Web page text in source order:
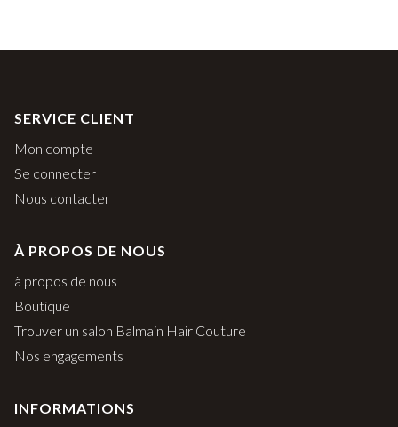
SERVICE CLIENT
Mon compte
Se connecter
Nous contacter
À PROPOS DE NOUS
à propos de nous
Boutique
Trouver un salon Balmain Hair Couture
Nos engagements
INFORMATIONS